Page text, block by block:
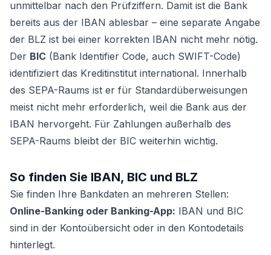
unmittelbar nach den Prüfziffern. Damit ist die Bank
bereits aus der IBAN ablesbar – eine separate Angabe
der BLZ ist bei einer korrekten IBAN nicht mehr nötig.
Der BIC (Bank Identifier Code, auch SWIFT-Code)
identifiziert das Kreditinstitut international. Innerhalb
des SEPA-Raums ist er für Standardüberweisungen
meist nicht mehr erforderlich, weil die Bank aus der
IBAN hervorgeht. Für Zahlungen außerhalb des
SEPA-Raums bleibt der BIC weiterhin wichtig.
So finden Sie IBAN, BIC und BLZ
Sie finden Ihre Bankdaten an mehreren Stellen:
Online-Banking oder Banking-App: IBAN und BIC
sind in der Kontoübersicht oder in den Kontodetails
hinterlegt.